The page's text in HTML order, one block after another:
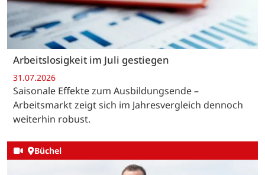
Arbeitslosigkeit im Juli gestiegen
31.07.2026
Saisonale Effekte zum Ausbildungsende –
Arbeitsmarkt zeigt sich im Jahresvergleich dennoch
weiterhin robust.
Büchel